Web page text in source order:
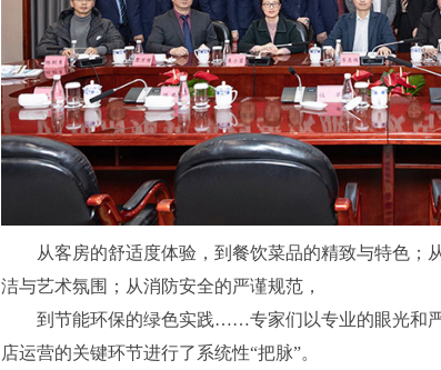
从客房的舒适度体验，到餐饮菜品的精致与特色；
洁与艺术氛围；从消防安全的严谨规范，
到节能环保的绿色实践……专家们以专业的眼光和
店运营的关键环节进行了系统性“把脉”。